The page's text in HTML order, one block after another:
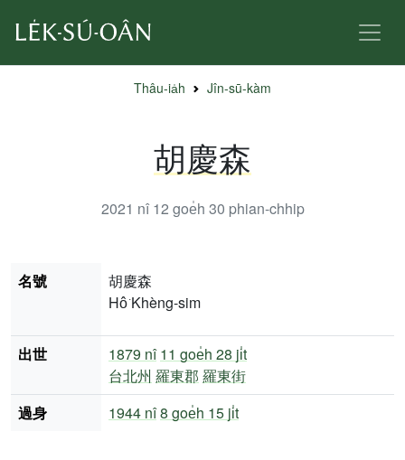
Thâu-ia̍h Jîn-sū-kàm
胡慶森
2021 nî 12 goe̍h 30 phian-chhip
名號
胡慶森
Hô͘ Khèng-sim
出世 1879 nî 11 goe̍h 28 ji̍t
台北州 羅東郡 羅東街
過身
1944 nî8 goe̍h 15 ji̍t